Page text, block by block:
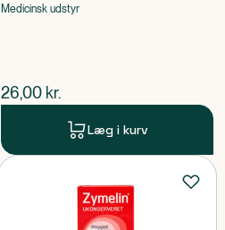
Medicinsk udstyr
$nuværende pris
26,00 kr.
Læg i kurv